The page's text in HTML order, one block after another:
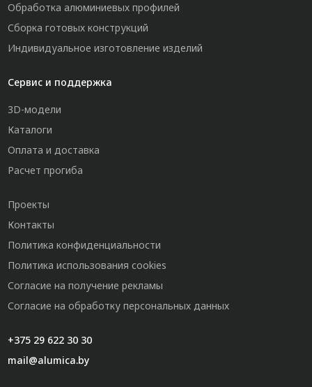
Обработка алюминиевых профилей
Сборка готовых конструкций
Индивидуальное изготовление изделий
Сервис и поддержка
3D-модели
Каталоги
Оплата и доставка
Расчет прогиба
Проекты
Контакты
Политика конфиденциальности
Политика использования cookies
Согласие на получение рекламы
Согласие на обработку персональных данных
+375 29 622 30 30
mail@alumica.by